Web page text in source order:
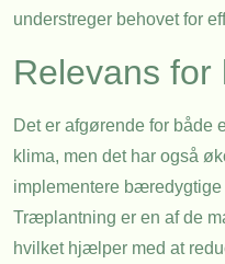
understreger behovet for
Relevans
Det er afgørende for både
klima, men det har også
implementere bæredygtige
Træplantning er en af de
hvilket hjælper med at